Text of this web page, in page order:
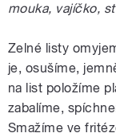
mouka, vajíčko,
Zelné listy
je, osušíme,
na list položíme
zabalíme,
Smažíme ve